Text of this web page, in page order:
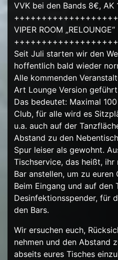
VVK bei den Bands 8€, AK
VIPER ROOM „RELOUNGE“
Seit Juli starten wir den
hoffentlich bald wieder
Alle kommenden
Art Lounge Version
Das bedeutet: Maximal
Club, für alle wird es
u.a. auch auf der
Abstand zu den
Spur leiser als gewohnt.
Tischservice, das heißt,
Bar anstellen, um zu euren
Beim Eingang und auf den
Desinfektionsspender, für
den Bars.
Wir ersuchen euch,
nehmen und den Abstand
abseits eures Tisches